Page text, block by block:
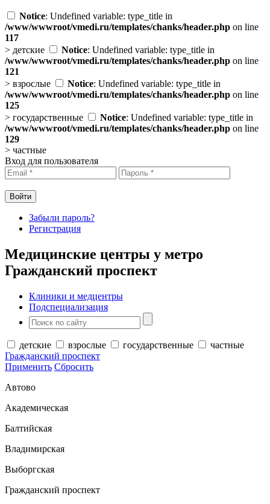
Notice: Undefined variable: type_title in
/www/wwwroot/vmedi.ru/templates/chanks/header.php on line
117
> детские Notice: Undefined variable: type_title in
/www/wwwroot/vmedi.ru/templates/chanks/header.php on line
121
> взрослые Notice: Undefined variable: type_title in
/www/wwwroot/vmedi.ru/templates/chanks/header.php on line
125
> государственные Notice: Undefined variable: type_title in
/www/wwwroot/vmedi.ru/templates/chanks/header.php on line
129
> частные
Вход для пользователя
Забыли пароль?
Регистрация
Медицинские центры у метро
Гражданский проспект
Клиники и медцентры
Подспециализация
детские взрослые государственные
частные
Гражданский проспект
Применить Сбросить
Автово
Академическая
Балтийская
Владимирская
Выборгская
Гражданский проспект